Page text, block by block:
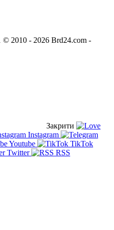
© 2010 - 2026 Brd24.com -
Закрити
Instagram
Youtube
TikTok
Twitter RSS